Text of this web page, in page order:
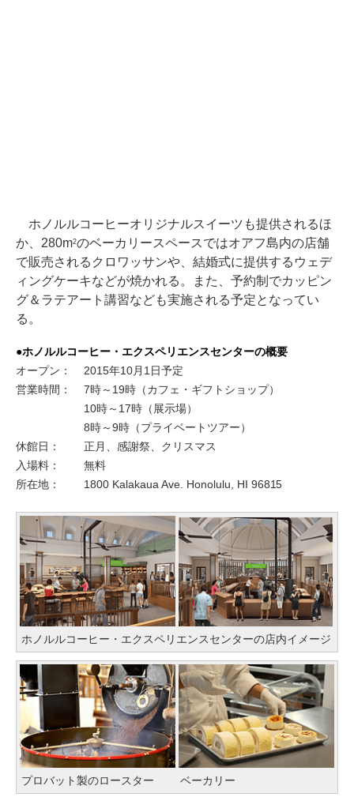
ホノルルコーヒーオリジナルスイーツも提供されるほ
か、280m2のベーカリースペースではオアフ島内の店舗
で販売されるクロワッサンや、結婚式に提供するウェデ
ィングケーキなどが焼かれる。また、予約制でカッピン
グ＆ラテアート講習なども実施される予定となってい
る。
●ホノルルコーヒー・エクスペリエンスセンターの概要
オープン：
2015年10月1日予定
営業時間：
7時～19時（カフェ・ギフトショップ）
10時～17時（展示場）
8時～9時（プライベートツアー）
休館日：
正月、感謝祭、クリスマス
入場料：
無料
所在地：
1800 Kalakaua Ave. Honolulu, HI 96815
ホノルルコーヒー・エクスペリエンスセンターの店内イメージ
プロバット製のロースター ベーカリー